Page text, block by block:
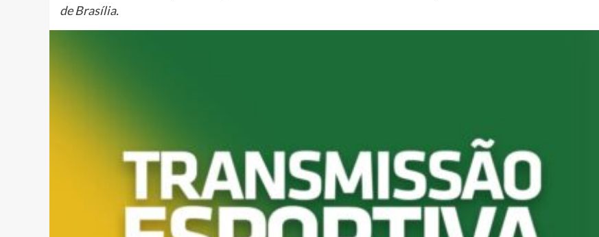
de Brasília.